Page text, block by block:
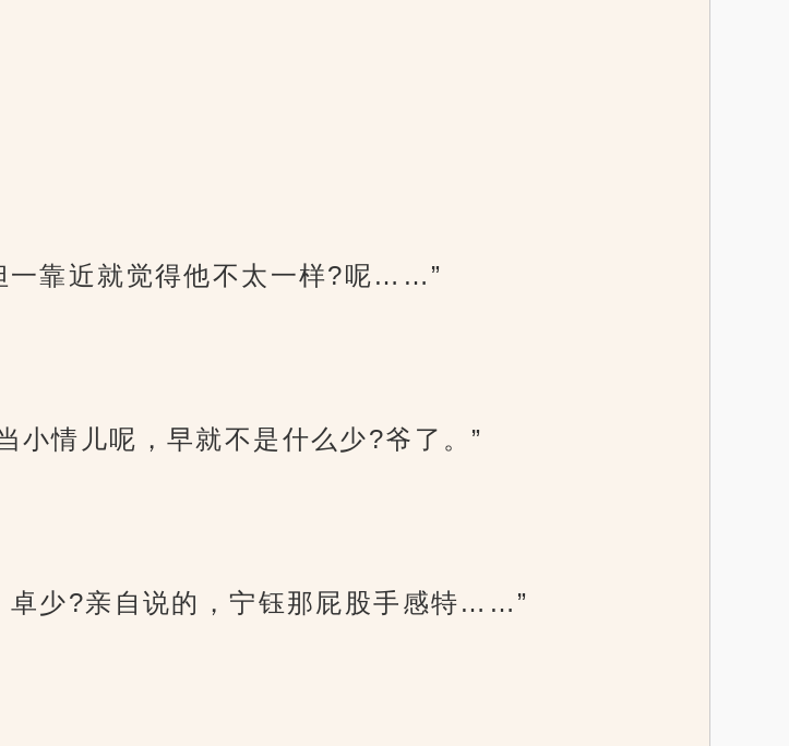
一靠近就觉得他不太一样?呢……”
小情儿呢，早就不是什么少?爷了。”
卓少?亲自说的，宁钰那屁股手感特……”